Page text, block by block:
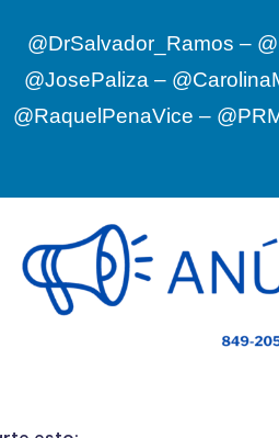
@DrSalvador_Ramos –
@JosePaliza –
@RaquelPenaVice –